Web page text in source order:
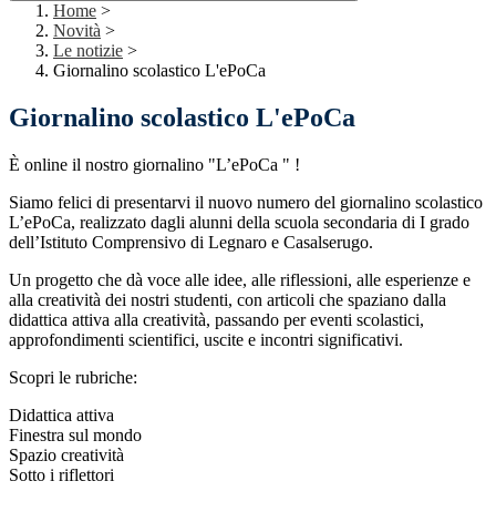
Home >
Novità >
Le notizie >
Giornalino scolastico L'ePoCa
Giornalino scolastico L'ePoCa
È online il nostro giornalino "L’ePoCa " !
Siamo felici di presentarvi il nuovo numero del giornalino scolastico
L’ePoCa, realizzato dagli alunni della scuola secondaria di I grado
dell’Istituto Comprensivo di Legnaro e Casalserugo.
Un progetto che dà voce alle idee, alle riflessioni, alle esperienze e
alla creatività dei nostri studenti, con articoli che spaziano dalla
didattica attiva alla creatività, passando per eventi scolastici,
approfondimenti scientifici, uscite e incontri significativi.
Scopri le rubriche:
Didattica attiva
Finestra sul mondo
Spazio creatività
Sotto i riflettori